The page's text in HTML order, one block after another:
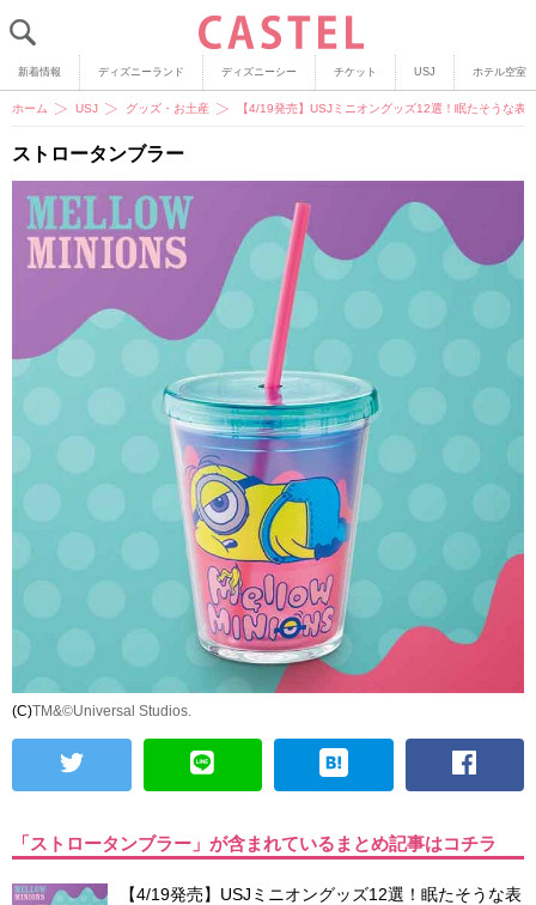
新着情報 ディズニーランド ディズニーシー チケット USJ ホテル空室
ホーム USJ グッズ・お土産 【4/19発売】USJミニオングッズ12選！眠たそうな表
ストロータンブラー
(C)TM&©Universal Studios.
「ストロータンブラー」が含まれているまとめ記事はコチラ
【4/19発売】USJミニオングッズ12選！眠たそうな表